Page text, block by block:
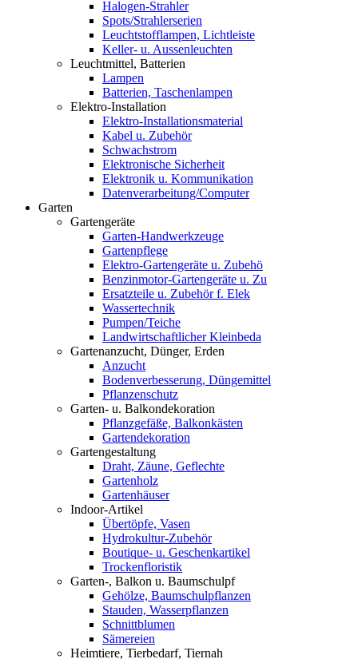
Halogen-Strahler
Spots/Strahlerserien
Leuchtstofflampen, Lichtleiste
Keller- u. Aussenleuchten
Leuchtmittel, Batterien
Lampen
Batterien, Taschenlampen
Elektro-Installation
Elektro-Installationsmaterial
Kabel u. Zubehör
Schwachstrom
Elektronische Sicherheit
Elektronik u. Kommunikation
Datenverarbeitung/Computer
Garten
Gartengeräte
Garten-Handwerkzeuge
Gartenpflege
Elektro-Gartengeräte u. Zubehö
Benzinmotor-Gartengeräte u. Zu
Ersatzteile u. Zubehör f. Elek
Wassertechnik
Pumpen/Teiche
Landwirtschaftlicher Kleinbeda
Gartenanzucht, Dünger, Erden
Anzucht
Bodenverbesserung, Düngemittel
Pflanzenschutz
Garten- u. Balkondekoration
Pflanzgefäße, Balkonkästen
Gartendekoration
Gartengestaltung
Draht, Zäune, Geflechte
Gartenholz
Gartenhäuser
Indoor-Artikel
Übertöpfe, Vasen
Hydrokultur-Zubehör
Boutique- u. Geschenkartikel
Trockenfloristik
Garten-, Balkon u. Baumschulpf
Gehölze, Baumschulpflanzen
Stauden, Wasserpflanzen
Schnittblumen
Sämereien
Heimtiere, Tierbedarf, Tiernah